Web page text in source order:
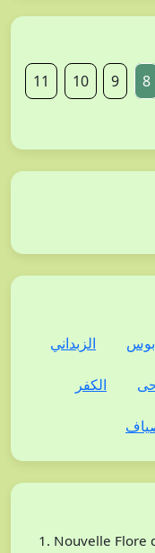
8
9
10
11
الزبداني
الكفر
Nouvelle Flore